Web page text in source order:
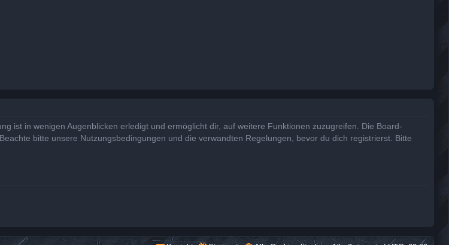
ist in wenigen Augenblicken erledigt und ermöglicht dir, auf weitere Funktionen zuzugreifen. Die Board-
bitte unsere Nutzungsbedingungen und die verwandten Regelungen, bevor du dich registrierst. Bitte